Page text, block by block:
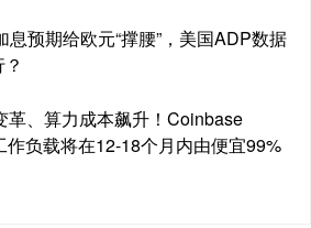
息预期给欧元“撑腰”，美国ADP数据
革、算力成本飙升！Coinbase
作负载将在12-18个月内由便宜99%